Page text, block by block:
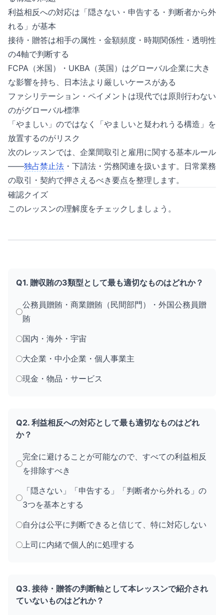
利益相反への対応は「隠さない・申告する・判断者から外
れる」が基本
接待・贈答は相手の属性・金額頻度・時期関係性・透明性
の4軸で判断する
FCPA（米国）・UKBA（英国）はグローバル企業に大き
な影響を持ち、日本法より厳しいケースがある
ファシリテーション・ペイメントは現代では原則行わない
のがグローバル標準
「やましい」のではなく「やましいと疑われうる構造」を
放置するのがリスク
次のレッスンでは、企業間取引と雇用に関する基本ルール
——独占禁止法 ・下請法・労務関連を扱います。日常業務
の取引・契約で押さえるべき要点を整理します。
確認クイズ
このレッスンの理解度をチェックしましょう。
Q1. 贈収賄の3類型として最も適切なものはどれか？
公務員贈賄・商業贈賄（民間部門）・外国公務員贈
賄
国内・海外・宇宙
大企業・中小企業・個人事業主
現金・物品・サービス
Q2. 利益相反への対応として最も適切なものはどれ
か？
完全に避けることが可能なので、すべての利益相反
を排除すべき
「隠さない」「申告する」「判断者から外れる」の
3つを基本とする
自分は公平に判断できると信じて、特に対応しない
上司に内緒で個人的に処理する
Q3. 接待・贈答の判断軸として本レッスンで紹介され
ていないものはどれか？